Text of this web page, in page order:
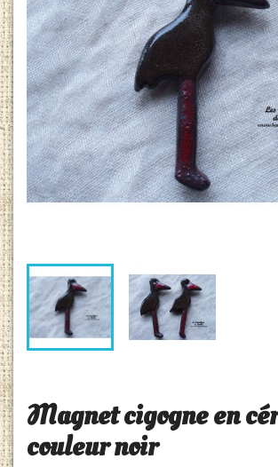
Magnet cigogne en
couleur noir